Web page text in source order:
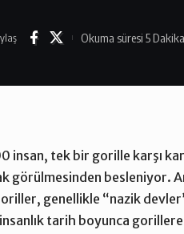
Okuma süresi 5 Dakika
tek bir gorille karşı
besleniyor.
genellikle “nazik
tarih boyunca